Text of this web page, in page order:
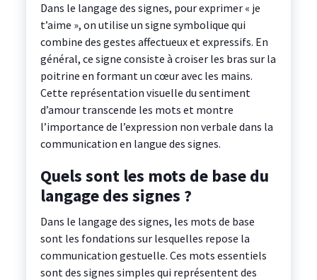
Dans le langage des signes, pour exprimer « je
t’aime », on utilise un signe symbolique qui
combine des gestes affectueux et expressifs. En
général, ce signe consiste à croiser les bras sur la
poitrine en formant un cœur avec les mains.
Cette représentation visuelle du sentiment
d’amour transcende les mots et montre
l’importance de l’expression non verbale dans la
communication en langue des signes.
Quels sont les mots de base du
langage des signes ?
Dans le langage des signes, les mots de base
sont les fondations sur lesquelles repose la
communication gestuelle. Ces mots essentiels
sont des signes simples qui représentent des